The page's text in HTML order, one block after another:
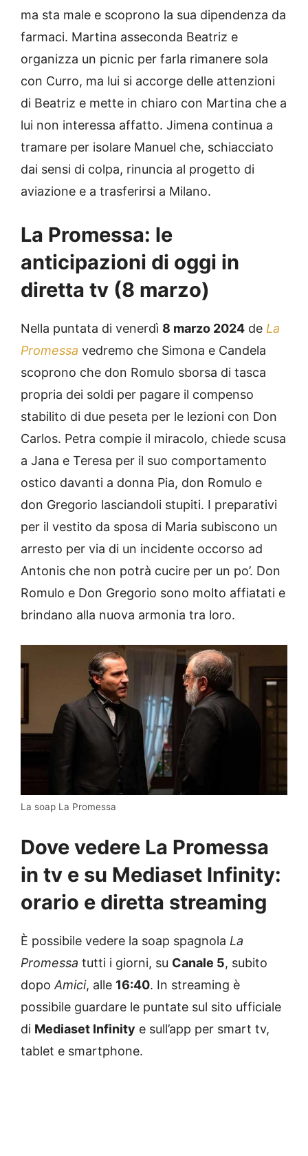
ma sta male e scoprono la sua dipendenza da
farmaci. Martina asseconda Beatriz e
organizza un picnic per farla rimanere sola
con Curro, ma lui si accorge delle attenzioni
di Beatriz e mette in chiaro con Martina che a
lui non interessa affatto. Jimena continua a
tramare per isolare Manuel che, schiacciato
dai sensi di colpa, rinuncia al progetto di
aviazione e a trasferirsi a Milano.
La Promessa: le
anticipazioni di oggi in
diretta tv (8 marzo)
Nella puntata di venerdì 8 marzo 2024 de La
Promessa vedremo che Simona e Candela
scoprono che don Romulo sborsa di tasca
propria dei soldi per pagare il compenso
stabilito di due peseta per le lezioni con Don
Carlos. Petra compie il miracolo, chiede scusa
a Jana e Teresa per il suo comportamento
ostico davanti a donna Pia, don Romulo e
don Gregorio lasciandoli stupiti. I preparativi
per il vestito da sposa di Maria subiscono un
arresto per via di un incidente occorso ad
Antonis che non potrà cucire per un po’. Don
Romulo e Don Gregorio sono molto affiatati e
brindano alla nuova armonia tra loro.
La soap La Promessa
Dove vedere La Promessa
in tv e su Mediaset Infinity:
orario e diretta streaming
È possibile vedere la soap spagnola La
Promessa tutti i giorni, su Canale 5, subito
dopo Amici, alle 16:40. In streaming è
possibile guardare le puntate sul sito ufficiale
di Mediaset Infinity e sull’app per smart tv,
tablet e smartphone.